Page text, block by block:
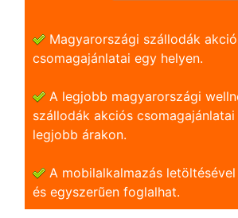
Magyarországi szállodák
csomagajánlatai egy helyen.
A legjobb magyarországi
szállodák akciós csomagajánlatai
legjobb árakon.
A mobilalkalmazás
és egyszerũen foglalhat.